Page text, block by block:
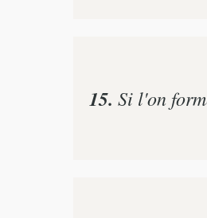
15. Si l'on